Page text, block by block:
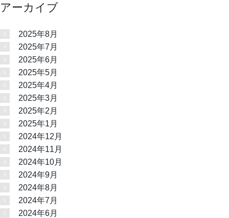
アーカイブ
2025年8月
2025年7月
2025年6月
2025年5月
2025年4月
2025年3月
2025年2月
2025年1月
2024年12月
2024年11月
2024年10月
2024年9月
2024年8月
2024年7月
2024年6月